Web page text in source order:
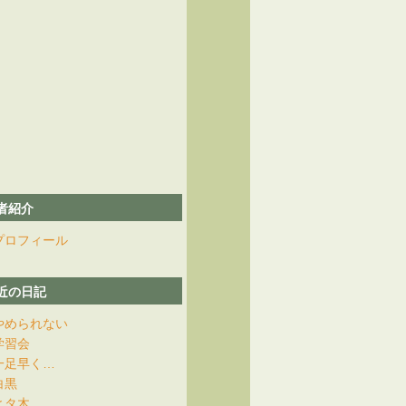
紹介
ロフィール
の日記
められない
習会
足早く…
黒